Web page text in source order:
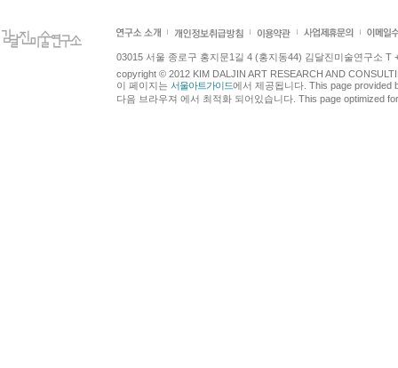
03015 서울 종로구 홍지문1길 4 (홍지동44) 김달진미술연구소 T
copyright © 2012 KIM DALJIN ART RESEARCH AND
이 페이지는 서울아트가이드에서 제공됩니다. This page provided
다음 브라우져 에서 최적화 되어있습니다. This page optimized